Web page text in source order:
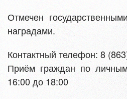
Отмечен
наградами.
Контактный телефон: 8
Приём граждан по
16:00 до 18:00